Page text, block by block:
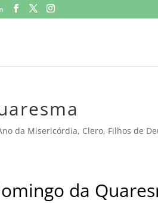
da Misericórdia, Clero, Filhos de
da